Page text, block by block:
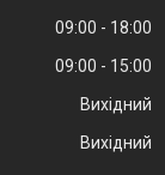
09:00
18:00
09:00
15:00
Вихідний
Вихідний